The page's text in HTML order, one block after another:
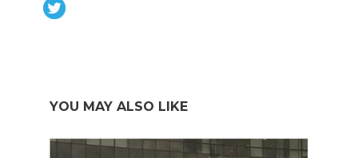
YOU MAY ALSO LIKE